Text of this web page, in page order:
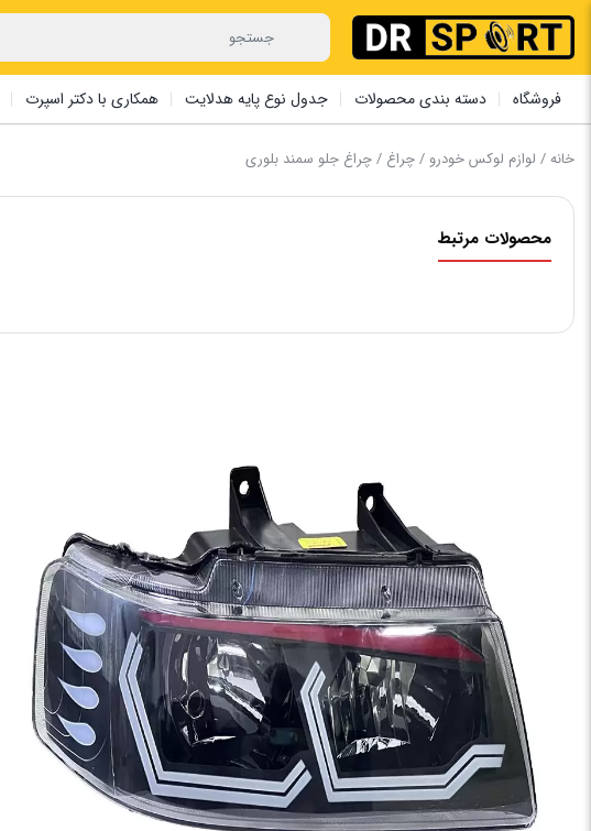
فروشگاه دسته بندی محصولات جدول نوع پایه هدلایت همکاری با دکتر اسپرت
خانه/ لوازم لوکس خودرو /چراغ / چراغ جلو سمند بلوری
محصولات مرتبط